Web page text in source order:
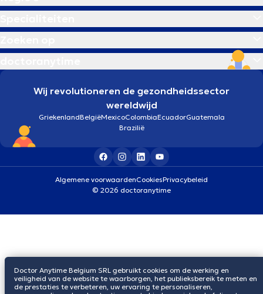
Wij revolutioneren de gezondheidssector
wereldwijd
GriekenlandBelgiëMexicoColombiaEcuadorGuatemala
Brazilië
Algemene voorwaardenCookiesPrivacybeleid
© 2026 doctoranytime
Doctor Anytime Belgium SRL gebruikt cookies om de werking en
veiligheid van de website te waarborgen, het publieksbereik te meten en
de prestaties te verbeteren, uw ervaring te personaliseren,